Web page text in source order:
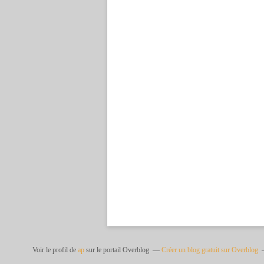
Voir le profil de ap sur le portail Overblog Créer un blog gratuit sur Overblog